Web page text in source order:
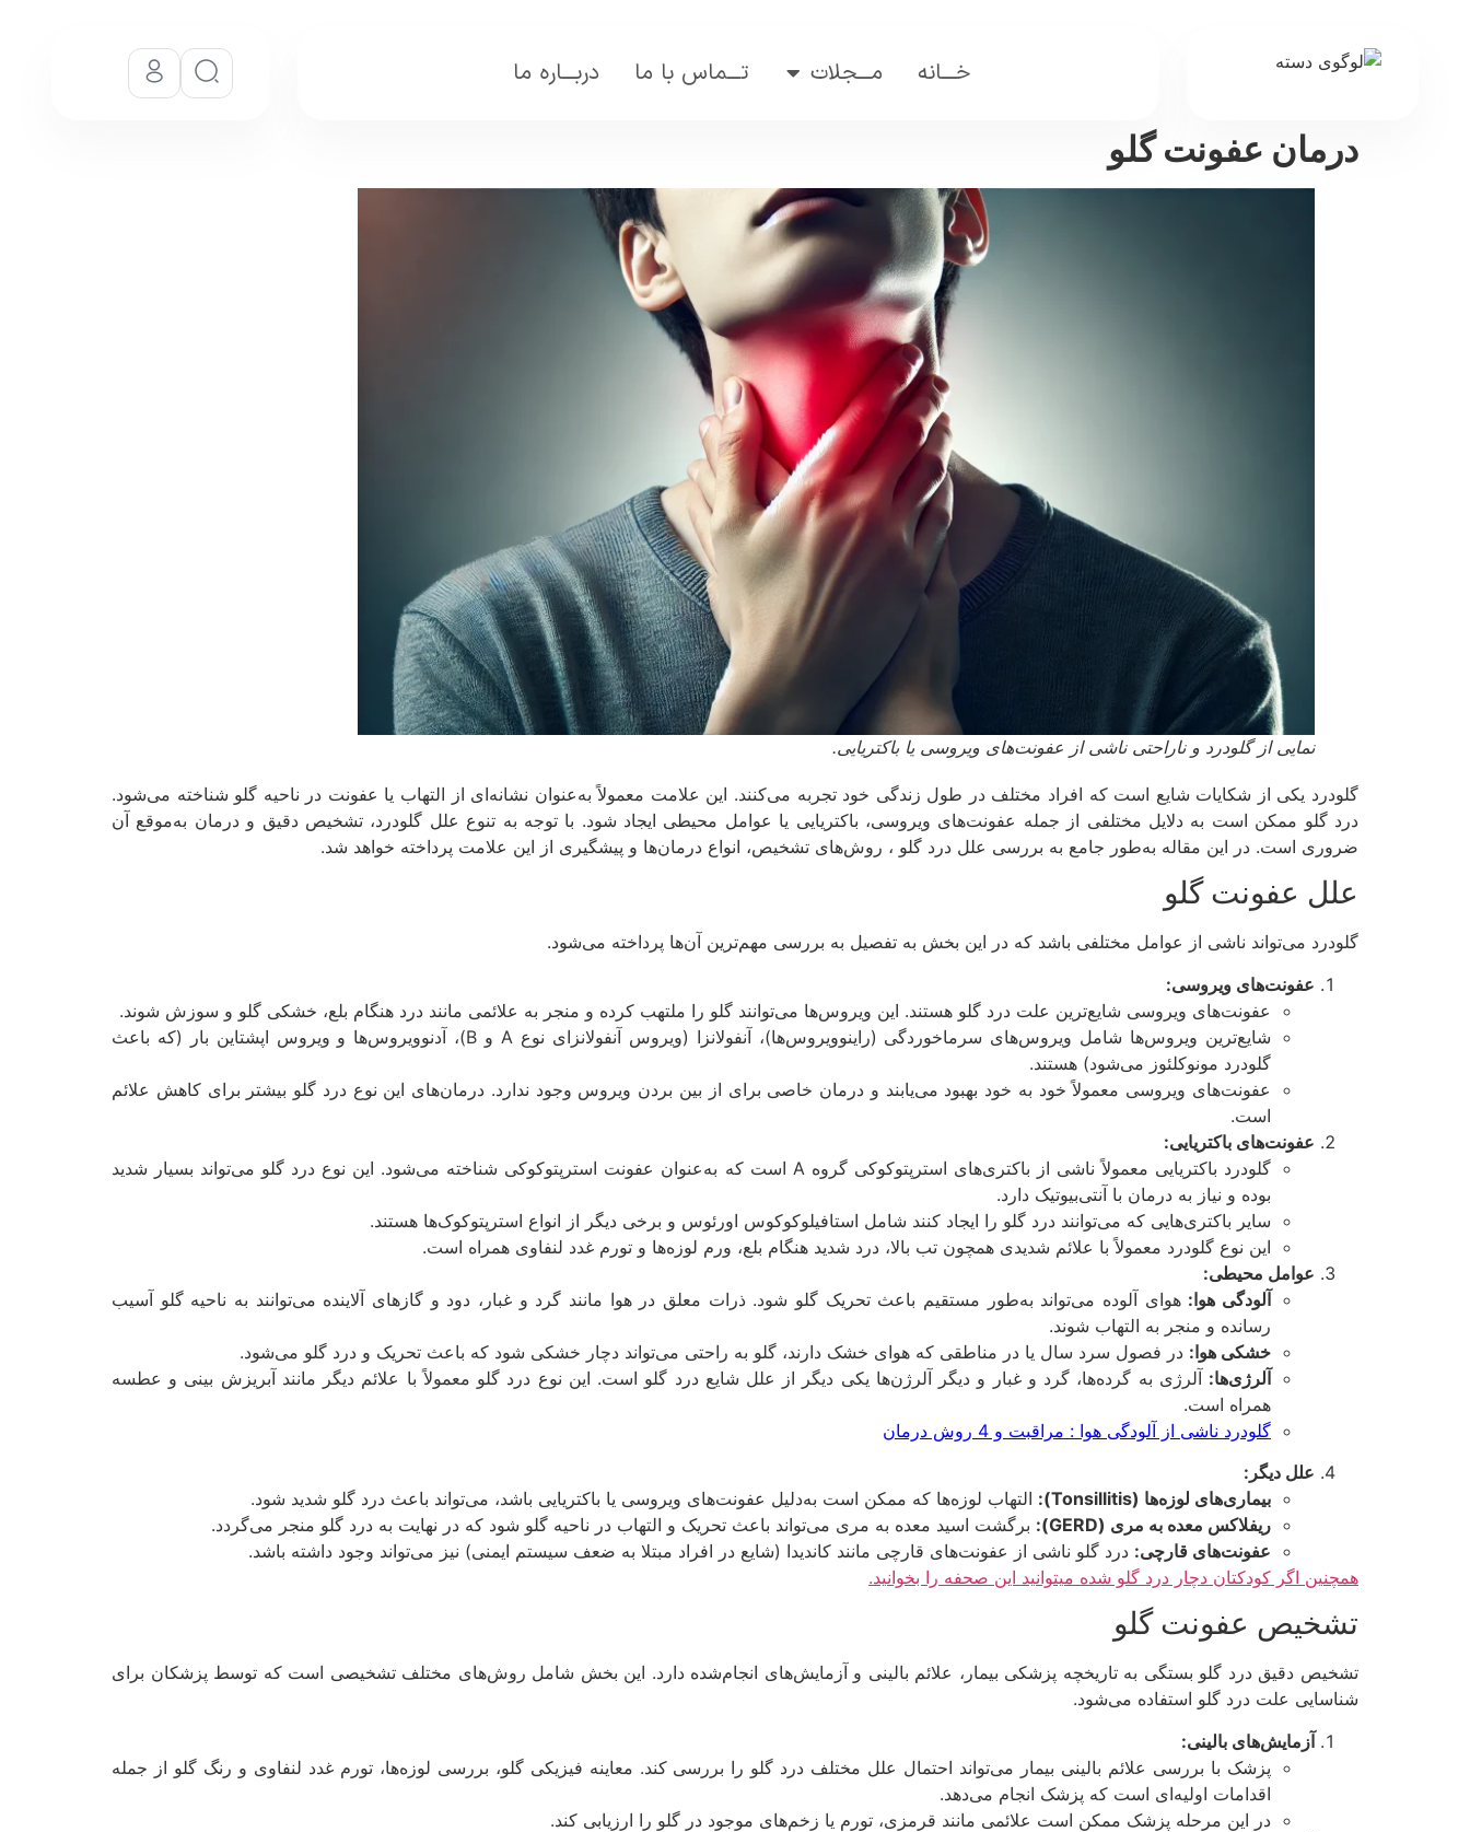
خـــانه مـــجلات تـــماس با ما دربـــاره ما
درمان عفونت گلو
نمایی از گلودرد و ناراحتی ناشی از عفونت‌های ویروسی یا باکتریایی.
گلودرد یکی از شکایات شایع است که افراد مختلف در طول زندگی خود تجربه می‌کنند. این علامت معمولاً به‌عنوان نشانه‌ای از التهاب یا عفونت در ناحیه گلو شناخته می‌شود.
درد گلو ممکن است به دلایل مختلفی از جمله عفونت‌های ویروسی، باکتریایی یا عوامل محیطی ایجاد شود. با توجه به تنوع علل گلودرد، تشخیص دقیق و درمان به‌موقع آن
ضروری است. در این مقاله به‌طور جامع به بررسی علل درد گلو ، روش‌های تشخیص، انواع درمان‌ها و پیشگیری از این علامت پرداخته خواهد شد.
علل عفونت گلو
گلودرد می‌تواند ناشی از عوامل مختلفی باشد که در این بخش به تفصیل به بررسی مهم‌ترین آن‌ها پرداخته می‌شود.
عفونت‌های ویروسی:
عفونت‌های ویروسی شایع‌ترین علت درد گلو هستند. این ویروس‌ها می‌توانند گلو را ملتهب کرده و منجر به علائمی مانند درد هنگام بلع، خشکی گلو و سوزش شوند.
شایع‌ترین ویروس‌ها شامل ویروس‌های سرماخوردگی (راینوویروس‌ها)، آنفولانزا (ویروس آنفولانزای نوع A و B)، آدنوویروس‌ها و ویروس اپشتاین بار (که باعث
گلودرد مونوکلئوز می‌شود) هستند.
عفونت‌های ویروسی معمولاً خود به خود بهبود می‌یابند و درمان خاصی برای از بین بردن ویروس وجود ندارد. درمان‌های این نوع درد گلو بیشتر برای کاهش علائم
است.
عفونت‌های باکتریایی:
گلودرد باکتریایی معمولاً ناشی از باکتری‌های استرپتوکوکی گروه A است که به‌عنوان عفونت استرپتوکوکی شناخته می‌شود. این نوع درد گلو می‌تواند بسیار شدید
بوده و نیاز به درمان با آنتی‌بیوتیک دارد.
سایر باکتری‌هایی که می‌توانند درد گلو را ایجاد کنند شامل استافیلوکوکوس اورئوس و برخی دیگر از انواع استرپتوکوک‌ها هستند.
این نوع گلودرد معمولاً با علائم شدیدی همچون تب بالا، درد شدید هنگام بلع، ورم لوزه‌ها و تورم غدد لنفاوی همراه است.
عوامل محیطی:
آلودگی هوا: هوای آلوده می‌تواند به‌طور مستقیم باعث تحریک گلو شود. ذرات معلق در هوا مانند گرد و غبار، دود و گازهای آلاینده می‌توانند به ناحیه گلو آسیب
رسانده و منجر به التهاب شوند.
خشکی هوا: در فصول سرد سال یا در مناطقی که هوای خشک دارند، گلو به راحتی می‌تواند دچار خشکی شود که باعث تحریک و درد گلو می‌شود.
آلرژی‌ها: آلرژی به گرده‌ها، گرد و غبار و دیگر آلرژن‌ها یکی دیگر از علل شایع درد گلو است. این نوع درد گلو معمولاً با علائم دیگر مانند آبریزش بینی و عطسه
همراه است.
گلودرد ناشی از آلودگی هوا : مراقبت و 4 روش درمان
علل دیگر:
بیماری‌های لوزه‌ها (Tonsillitis):
التهاب لوزه‌ها که ممکن است به‌دلیل عفونت‌های ویروسی یا باکتریایی باشد، می‌تواند باعث درد گلو شدید شود.
ریفلاکس معده به مری (GERD):
برگشت اسید معده به مری می‌تواند باعث تحریک و التهاب در ناحیه گلو شود که در نهایت به درد گلو منجر می‌گردد.
عفونت‌های قارچی: درد گلو ناشی از عفونت‌های قارچی مانند کاندیدا (شایع در افراد مبتلا به ضعف سیستم ایمنی) نیز می‌تواند وجود داشته باشد.
همچنین اگر کودکتان دچار درد گلو شده میتوانید این صحفه را بخوانید.
تشخیص عفونت گلو
تشخیص دقیق درد گلو بستگی به تاریخچه پزشکی بیمار، علائم بالینی و آزمایش‌های انجام‌شده دارد. این بخش شامل روش‌های مختلف تشخیصی است که توسط پزشکان برای
شناسایی علت درد گلو استفاده می‌شود.
آزمایش‌های بالینی:
پزشک با بررسی علائم بالینی بیمار می‌تواند احتمال علل مختلف درد گلو را بررسی کند. معاینه فیزیکی گلو، بررسی لوزه‌ها، تورم غدد لنفاوی و رنگ گلو از جمله
اقدامات اولیه‌ای است که پزشک انجام می‌دهد.
در این مرحله پزشک ممکن است علائمی مانند قرمزی، تورم یا زخم‌های موجود در گلو را ارزیابی کند.